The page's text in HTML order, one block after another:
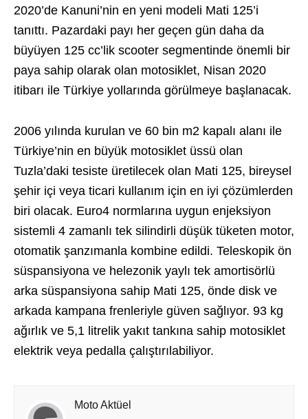
2020’de Kanuni’nin en yeni modeli Mati 125’i
tanıttı. Pazardaki payı her geçen gün daha da
büyüyen 125 cc’lik scooter segmentinde önemli bir
paya sahip olarak olan motosiklet, Nisan 2020
itibarı ile Türkiye yollarında görülmeye başlanacak.
2006 yılında kurulan ve 60 bin m2 kapalı alanı ile
Türkiye’nin en büyük motosiklet üssü olan
Tuzla’daki tesiste üretilecek olan Mati 125, bireysel
şehir içi veya ticari kullanım için en iyi çözümlerden
biri olacak. Euro4 normlarına uygun enjeksiyon
sistemli 4 zamanlı tek silindirli düşük tüketen motor,
otomatik şanzımanla kombine edildi. Teleskopik ön
süspansiyona ve helezonik yaylı tek amortisörlü
arka süspansiyona sahip Mati 125, önde disk ve
arkada kampana frenleriyle güven sağlıyor. 93 kg
ağırlık ve 5,1 litrelik yakıt tankına sahip motosiklet
elektrik veya pedalla çalıştırılabiliyor.
Moto Aktüel